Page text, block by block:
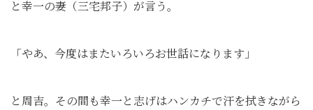
と幸一の妻（三宅邦子）が言う。
「やあ、今度はまたいろいろお世話になります」
と周吉。その間も幸一と志げはハンカチで汗を拭きながら